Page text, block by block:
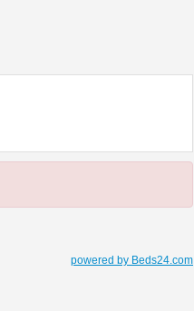
powered by Beds24.com